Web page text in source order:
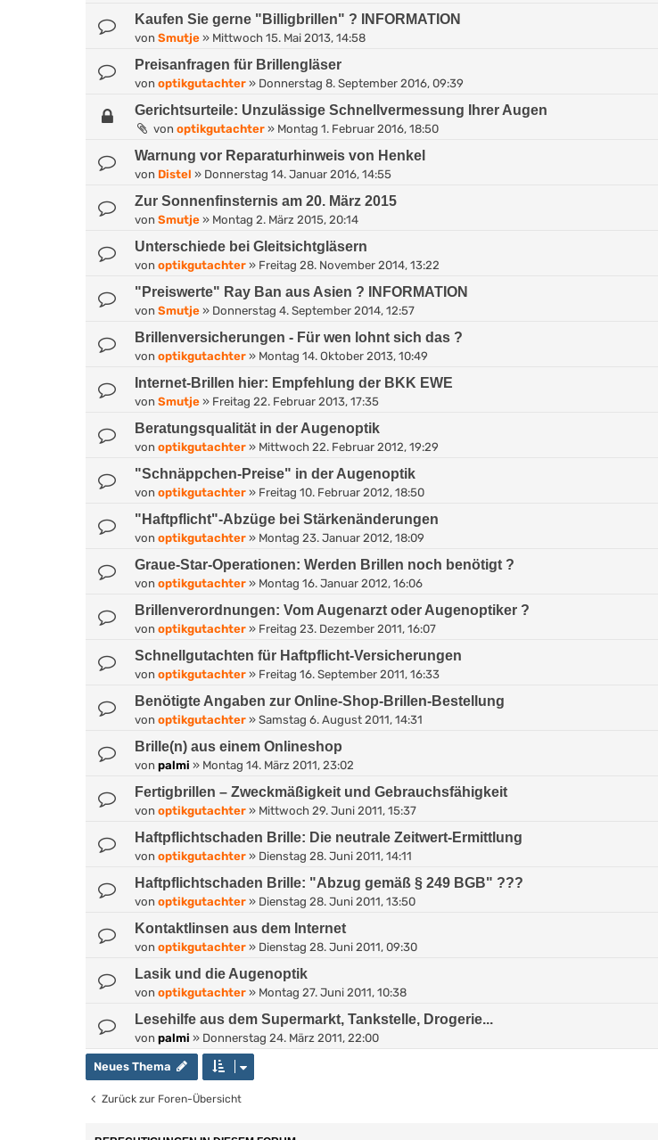
Kaufen Sie gerne "Billigbrillen" ? INFORMATION
von Smutje » Mittwoch 15. Mai 2013, 14:58
Preisanfragen für Brillengläser
von optikgutachter » Donnerstag 8. September 2016, 09:39
Gerichtsurteile: Unzulässige Schnellvermessung Ihrer Augen
von optikgutachter » Montag 1. Februar 2016, 18:50
Warnung vor Reparaturhinweis von Henkel
von Distel » Donnerstag 14. Januar 2016, 14:55
Zur Sonnenfinsternis am 20. März 2015
von Smutje » Montag 2. März 2015, 20:14
Unterschiede bei Gleitsichtgläsern
von optikgutachter » Freitag 28. November 2014, 13:22
"Preiswerte" Ray Ban aus Asien ? INFORMATION
von Smutje » Donnerstag 4. September 2014, 12:57
Brillenversicherungen - Für wen lohnt sich das ?
von optikgutachter » Montag 14. Oktober 2013, 10:49
Internet-Brillen hier: Empfehlung der BKK EWE
von Smutje » Freitag 22. Februar 2013, 17:35
Beratungsqualität in der Augenoptik
von optikgutachter » Mittwoch 22. Februar 2012, 19:29
"Schnäppchen-Preise" in der Augenoptik
von optikgutachter » Freitag 10. Februar 2012, 18:50
"Haftpflicht"-Abzüge bei Stärkenänderungen
von optikgutachter » Montag 23. Januar 2012, 18:09
Graue-Star-Operationen: Werden Brillen noch benötigt ?
von optikgutachter » Montag 16. Januar 2012, 16:06
Brillenverordnungen: Vom Augenarzt oder Augenoptiker ?
von optikgutachter » Freitag 23. Dezember 2011, 16:07
Schnellgutachten für Haftpflicht-Versicherungen
von optikgutachter » Freitag 16. September 2011, 16:33
Benötigte Angaben zur Online-Shop-Brillen-Bestellung
von optikgutachter » Samstag 6. August 2011, 14:31
Brille(n) aus einem Onlineshop
von palmi » Montag 14. März 2011, 23:02
Fertigbrillen – Zweckmäßigkeit und Gebrauchsfähigkeit
von optikgutachter » Mittwoch 29. Juni 2011, 15:37
Haftpflichtschaden Brille: Die neutrale Zeitwert-Ermittlung
von optikgutachter » Dienstag 28. Juni 2011, 14:11
Haftpflichtschaden Brille: "Abzug gemäß § 249 BGB" ???
von optikgutachter » Dienstag 28. Juni 2011, 13:50
Kontaktlinsen aus dem Internet
von optikgutachter » Dienstag 28. Juni 2011, 09:30
Lasik und die Augenoptik
von optikgutachter » Montag 27. Juni 2011, 10:38
Lesehilfe aus dem Supermarkt, Tankstelle, Drogerie...
von palmi » Donnerstag 24. März 2011, 22:00
Neues Thema
Zurück zur Foren-Übersicht